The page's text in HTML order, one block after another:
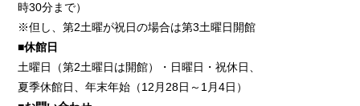
時30分まで）
※但し、第2土曜が祝日の場合は第3土曜日開館
■休館日
土曜日（第2土曜日は開館）・日曜日・祝休日、
夏季休館日、年末年始（12月28日～1月4日）